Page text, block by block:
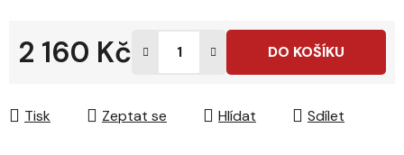
2 160 Kč DO KOŠÍKU
Tisk Zeptat se Hlídat Sdílet